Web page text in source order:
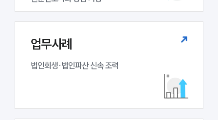
업무사례
법인회생·법인파산 신속 조력